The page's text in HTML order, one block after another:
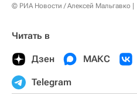
© РИА Новости / Алексей Мальгавко
Читать в
Дзен МАКС
Telegram